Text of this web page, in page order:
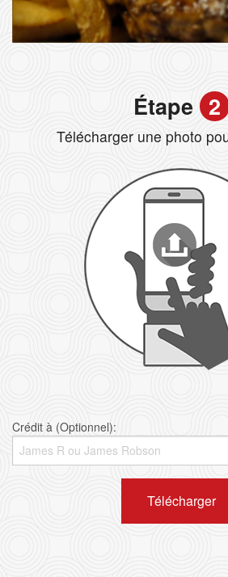
Étape 2
Télécharger une photo
Crédit à (Optionnel):
Télécharger